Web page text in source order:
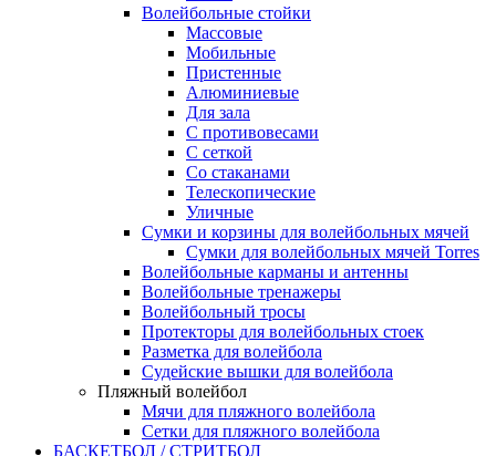
Волейбольные стойки
Массовые
Мобильные
Пристенные
Алюминиевые
Для зала
С противовесами
С сеткой
Со стаканами
Телескопические
Уличные
Сумки и корзины для волейбольных мячей
Сумки для волейбольных мячей Torres
Волейбольные карманы и антенны
Волейбольные тренажеры
Волейбольный тросы
Протекторы для волейбольных стоек
Разметка для волейбола
Судейские вышки для волейбола
Пляжный волейбол
Мячи для пляжного волейбола
Сетки для пляжного волейбола
БАСКЕТБОЛ / СТРИТБОЛ